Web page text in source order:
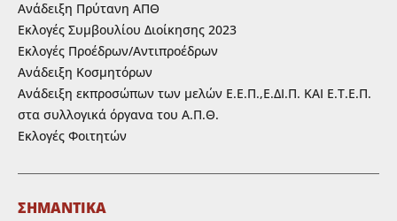
Ανάδειξη Πρύτανη ΑΠΘ
Εκλογές Συμβουλίου Διοίκησης 2023
Εκλογές Προέδρων/Αντιπροέδρων
Ανάδειξη Κοσμητόρων
Ανάδειξη εκπροσώπων των μελών Ε.Ε.Π.,Ε.ΔΙ.Π. ΚΑΙ Ε.Τ.Ε.Π.
στα συλλογικά όργανα του Α.Π.Θ.
Εκλογές Φοιτητών
ΣΗΜΑΝΤΙΚΑ